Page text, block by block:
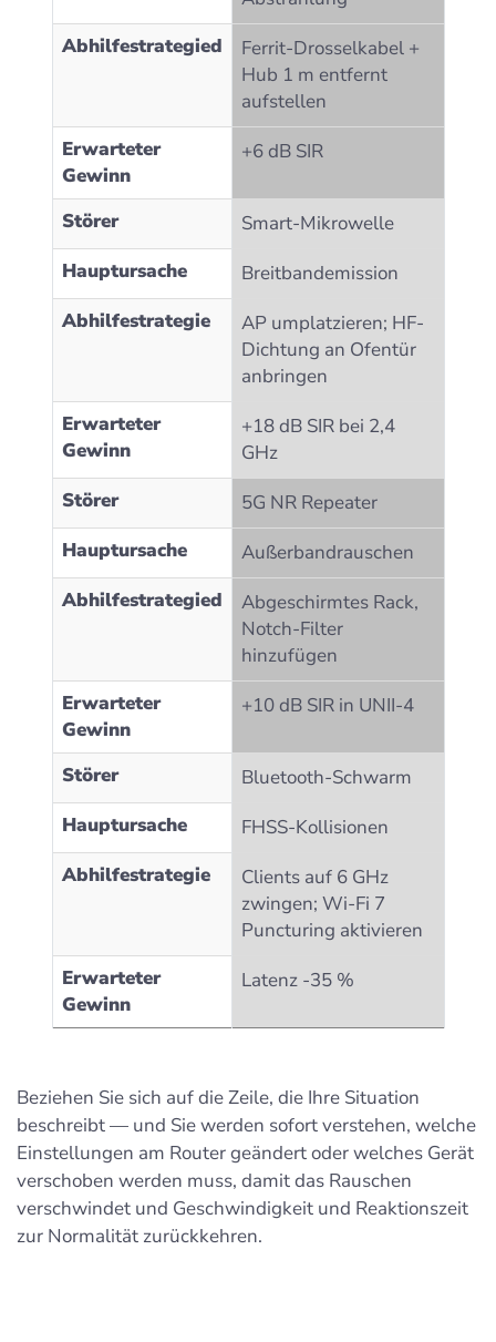
Abhilfestrategied
Ferrit-Drosselkabel +
Hub 1 m entfernt
aufstellen
Erwarteter
Gewinn
+6 dB SIR
Störer
Smart-Mikrowelle
Hauptursache
Breitbandemission
Abhilfestrategie
AP umplatzieren; HF-
Dichtung an Ofentür
anbringen
Erwarteter
Gewinn
+18 dB SIR bei 2,4
GHz
Störer
5G NR Repeater
Hauptursache
Außerbandrauschen
Abhilfestrategied
Abgeschirmtes Rack,
Notch-Filter
hinzufügen
Erwarteter
Gewinn
+10 dB SIR in UNII‑4
Störer
Bluetooth-Schwarm
Hauptursache
FHSS-Kollisionen
Abhilfestrategie
Clients auf 6 GHz
zwingen; Wi‑Fi 7
Puncturing aktivieren
Erwarteter
Gewinn
Latenz -35 %
Beziehen Sie sich auf die Zeile, die Ihre Situation
beschreibt — und Sie werden sofort verstehen, welche
Einstellungen am Router geändert oder welches Gerät
verschoben werden muss, damit das Rauschen
verschwindet und Geschwindigkeit und Reaktionszeit
zur Normalität zurückkehren.